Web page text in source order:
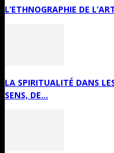
L’ETHNOGRAPHIE DE
LA SPIRITUALITÉ DANS
SENS, DE...